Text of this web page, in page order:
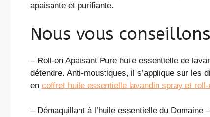
apaisante et purifiante.
Nous vous
– Roll-on Apaisant Pure huile essentielle de
détendre. Anti-moustiques, il s’applique sur les
en coffret huile essentielle lavandin spray et roll-
– Démaquillant à l’huile essentielle du